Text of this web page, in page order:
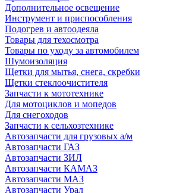
Дополнительное освещение
Инструмент и приспособления
Подогрев и автоодеяла
Товары для техосмотра
Товары по уходу за автомобилем
Шумоизоляция
Щетки для мытья, снега, скребки
Щетки стеклоочистителя
Запчасти к мототехнике
Для мотоциклов и мопедов
Для снегоходов
Запчасти к сельхозтехнике
Автозапчасти для грузовых а/м
Автозапчасти ГАЗ
Автозапчасти ЗИЛ
Автозапчасти КАМАЗ
Автозапчасти МАЗ
Автозапчасти Урал